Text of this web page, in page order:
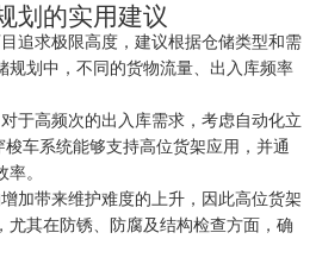
划的实用建议
追求极限高度，建议根据仓储类型和需
规划中，不同的货物流量、出入库频率
于高频次的出入库需求，考虑自动化立
梭车系统能够支持高位货架应用，并通
。
加带来维护难度的上升，因此高位货架
尤其在防锈、防腐及结构检查方面，确